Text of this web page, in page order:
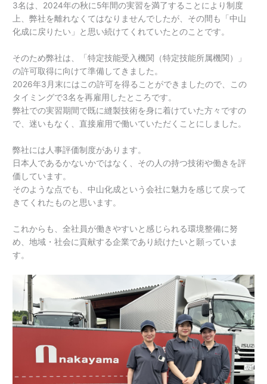
3名は、2024年の秋に5年間の実習を満了することにより制度
上、弊社を離れなくてはなりませんでしたが、その間も「中山
化成に戻りたい」と思い続けてくれていたとのことです。
そのため弊社は、「特定技能受入機関（特定技能所属機関）」
の許可取得に向けて準備してきました。
2026年3月末にはこの許可を得ることができましたので、この
タイミングで3名を再雇用したところです。
弊社での実習期間で既に縫製技術を身に着けていた方々ですの
で、迷いもなく、直接雇用で働いていただくことにしました。
弊社には人事評価制度があります。
日本人であるかないかではなく、その人の持つ技術や働きを評
価しています。
そのような点でも、中山化成という会社に魅力を感じて戻って
きてくれたものと思います。
これからも、全社員が働きやすいと感じられる環境整備に努
め、地域・社会に貢献する企業であり続けたいと願っていま
す。